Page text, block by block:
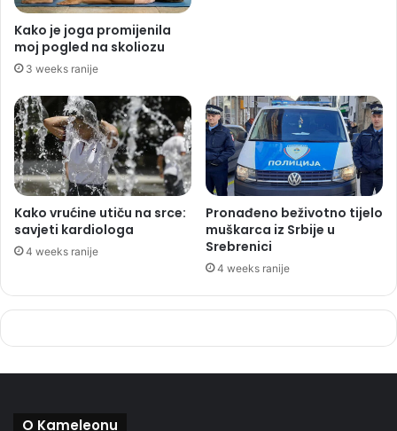
Kako je joga promijenila
moj pogled na skoliozu
3 weeks ranije
Kako vrućine utiču na srce:
savjeti kardiologa
4 weeks ranije
Pronađeno beživotno tijelo
muškarca iz Srbije u
Srebrenici
4 weeks ranije
O Kameleonu